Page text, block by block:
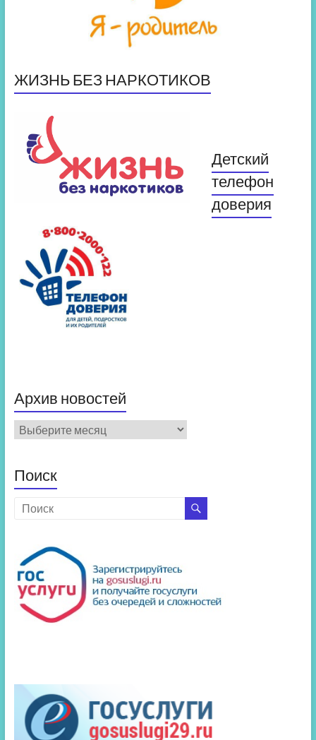
ЖИЗНЬ БЕЗ НАРКОТИКОВ
Детский
телефон
доверия
Архив новостей
Архив
новостей
Поиск